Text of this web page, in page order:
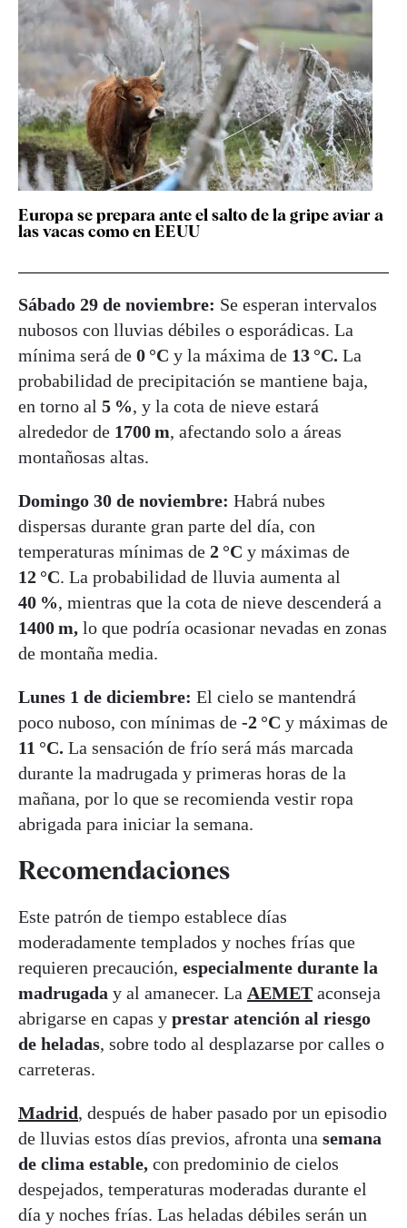
Europa se prepara ante el salto de la gripe aviar a
las vacas como en EEUU
Sábado 29 de noviembre: Se esperan intervalos
nubosos con lluvias débiles o esporádicas. La
mínima será de 0 °C y la máxima de 13 °C. La
probabilidad de precipitación se mantiene baja,
en torno al 5 %, y la cota de nieve estará
alrededor de 1700 m, afectando solo a áreas
montañosas altas.
Domingo 30 de noviembre: Habrá nubes
dispersas durante gran parte del día, con
temperaturas mínimas de 2 °C y máximas de
12 °C. La probabilidad de lluvia aumenta al
40 %, mientras que la cota de nieve descenderá a
1400 m, lo que podría ocasionar nevadas en zonas
de montaña media.
Lunes 1 de diciembre: El cielo se mantendrá
poco nuboso, con mínimas de -2 °C y máximas de
11 °C. La sensación de frío será más marcada
durante la madrugada y primeras horas de la
mañana, por lo que se recomienda vestir ropa
abrigada para iniciar la semana.
Recomendaciones
Este patrón de tiempo establece días
moderadamente templados y noches frías que
requieren precaución, especialmente durante la
madrugada y al amanecer. La AEMET aconseja
abrigarse en capas y prestar atención al riesgo
de heladas, sobre todo al desplazarse por calles o
carreteras.
Madrid, después de haber pasado por un episodio
de lluvias estos días previos, afronta una semana
de clima estable, con predominio de cielos
despejados, temperaturas moderadas durante el
día y noches frías. Las heladas débiles serán un